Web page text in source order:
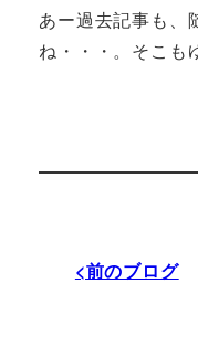
あー過去記事も、
ね・・・。そこも
<前のブログ